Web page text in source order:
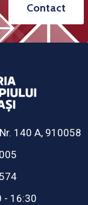
Contact
140 A, 910058
- 16:30